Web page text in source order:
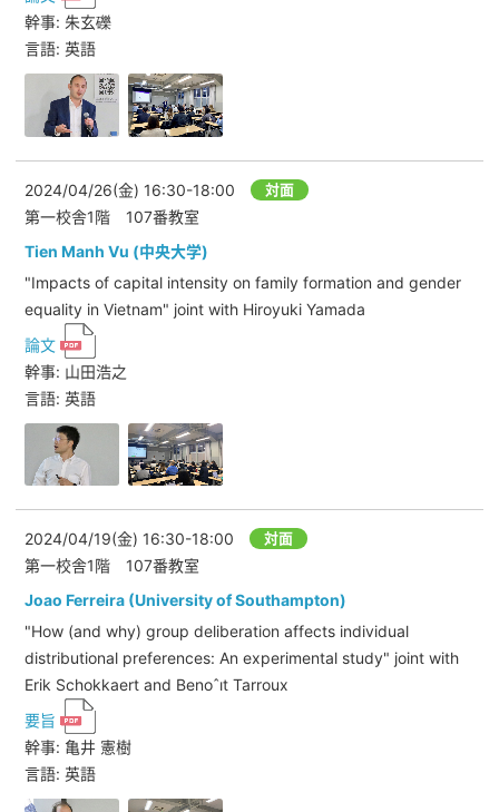
幹事: 朱玄礫
言語: 英語
2024/04/26(金) 16:30-18:00 対面
第一校舎1階 107番教室
Tien Manh Vu (中央大学)
"Impacts of capital intensity on family formation and gender
equality in Vietnam" joint with Hiroyuki Yamada
論文
幹事: 山田浩之
言語: 英語
2024/04/19(金) 16:30-18:00 対面
第一校舎1階 107番教室
Joao Ferreira (University of Southampton)
"How (and why) group deliberation affects individual
distributional preferences: An experimental study" joint with
Erik Schokkaert and Benoˆıt Tarroux
要旨
幹事: 亀井 憲樹
言語: 英語